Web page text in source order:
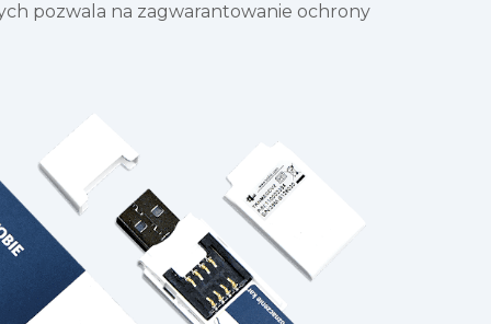
pozwala na zagwarantowanie ochrony